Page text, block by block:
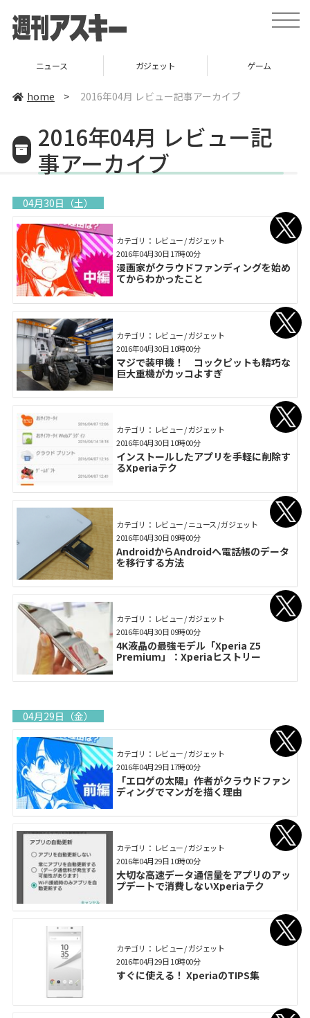
toggle
ガジェット ゲーム グルメ
home > 2016年04月 レビュー記事アーカイブ
2016年04月 レビュー記
事アーカイブ
04月30日（土）
カテゴリ： レビュー / ガジェット
漫画家がクラウドファンディングを始め
てからわかったこと
2016年04月30日 17時00分
カテゴリ： レビュー / ガジェット
マジで装甲機！ コックピットも精巧な
巨大重機がカッコよすぎ
2016年04月30日 10時00分
カテゴリ： レビュー / ガジェット
インストールしたアプリを手軽に削除す
るXperiaテク
2016年04月30日 10時00分
カテゴリ： レビュー / ニュース / ガジェット
AndroidからAndroidへ電話帳のデータ
を移行する方法
2016年04月30日 09時00分
カテゴリ： レビュー / ガジェット
4K液晶の最強モデル「Xperia Z5
Premium」：Xperiaヒストリー
2016年04月30日 09時00分
04月29日（金）
カテゴリ： レビュー / ガジェット
「エロゲの太陽」作者がクラウドファン
ディングでマンガを描く理由
2016年04月29日 17時00分
カテゴリ： レビュー / ガジェット
大切な高速データ通信量をアプリのアッ
プデートで消費しないXperiaテク
2016年04月29日 10時00分
カテゴリ： レビュー / ガジェット
すぐに使える！ XperiaのTIPS集
2016年04月29日 10時00分